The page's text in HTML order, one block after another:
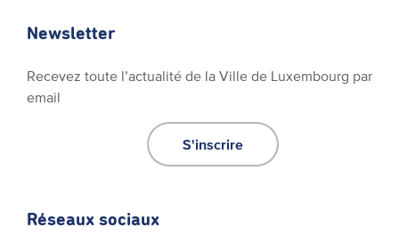
Newsletter
Recevez toute l’actualité de la Ville de Luxembourg par
email
S'inscrire
Réseaux sociaux